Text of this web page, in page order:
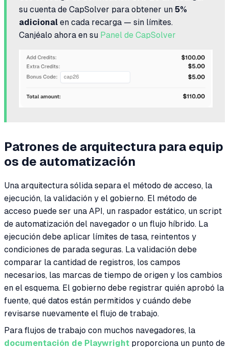
su cuenta de CapSolver para obtener un 5%
adicional en cada recarga — sin límites.
Canjéalo ahora en su Panel de CapSolver
Patrones de arquitectura para equip
os de automatización
Una arquitectura sólida separa el método de acceso, la
ejecución, la validación y el gobierno. El método de
acceso puede ser una API, un raspador estático, un script
de automatización del navegador o un flujo híbrido. La
ejecución debe aplicar límites de tasa, reintentos y
condiciones de parada seguras. La validación debe
comparar la cantidad de registros, los campos
necesarios, las marcas de tiempo de origen y los cambios
en el esquema. El gobierno debe registrar quién aprobó la
fuente, qué datos están permitidos y cuándo debe
revisarse nuevamente el flujo de trabajo.
Para flujos de trabajo con muchos navegadores, la
documentación de Playwright proporciona un punto de